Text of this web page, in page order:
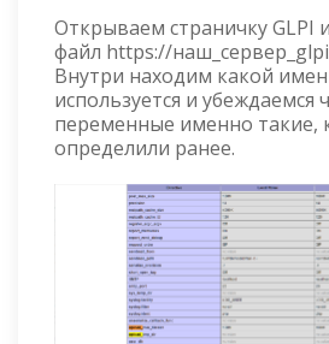
Открываем страничку GLPI
файл https://
Внутри находим какой
используется и убеждаемся
переменные именно такие,
определили ранее.